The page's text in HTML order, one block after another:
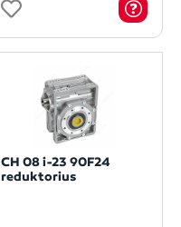
CH 08 i-23 90F24
reduktorius